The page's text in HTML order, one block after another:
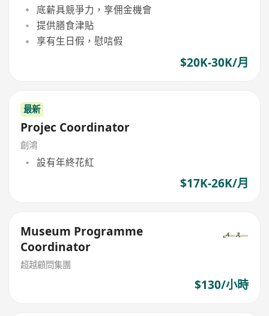
底薪具競爭力，享佣金機會
提供膳食津貼
享有生日假，慰唁假
$20K-30K/月
最新
Projec Coordinator
創鴻
設有年終花紅
$17K-26K/月
Museum Programme
Coordinator
超越顧問集團
$130/小時